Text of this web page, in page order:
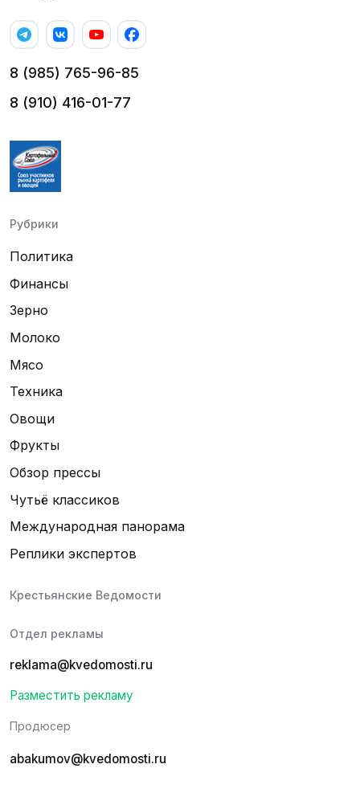
8 (985) 765-96-85
8 (910) 416-01-77
Рубрики
Политика
Финансы
Зерно
Молоко
Мясо
Техника
Овощи
Фрукты
Обзор прессы
Чутьё классиков
Международная панорама
Реплики экспертов
Крестьянские Ведомости
Отдел рекламы
reklama@kvedomosti.ru
Разместить рекламу
Продюсер
abakumov@kvedomosti.ru